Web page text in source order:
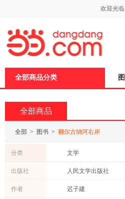
欢迎光
全部商品分类
全部商品
全部 > 图书 > 额尔古纳河右岸
分类 文学
科普读物
出版社 人民文学出版社
湖南人民出版社
作者 迟子建
页
加